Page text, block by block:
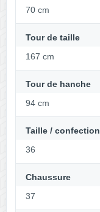
70 cm
Tour de taille
167 cm
Tour de hanche
94 cm
Taille / confection
36
Chaussure
37